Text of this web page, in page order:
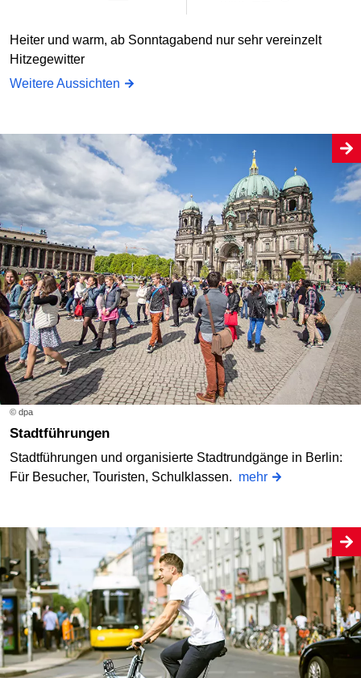
Heiter und warm, ab Sonntagabend nur sehr vereinzelt
Hitzegewitter
Weitere Aussichten
© dpa
Stadtführungen
Stadtführungen und organisierte Stadtrundgänge in Berlin:
Für Besucher, Touristen, Schulklassen. mehr